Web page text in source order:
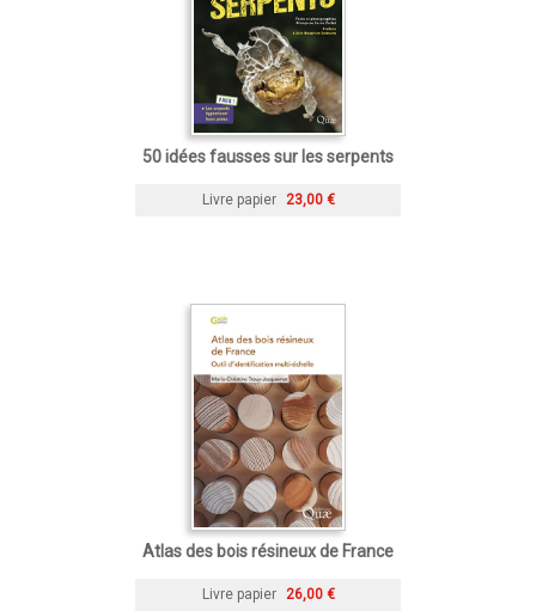
50 idées fausses sur les serpents
Livre papier 23,00 €
Atlas des bois résineux de France
Livre papier 26,00 €